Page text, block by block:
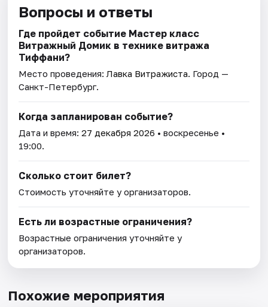
Вопросы и ответы
Где пройдет событие Мастер класс
Витражный Домик в технике витража
Тиффани?
Место проведения:Лавка Витражиста. Город —
Санкт-Петербург.
Когда запланирован событие?
Дата и время:27 декабря 2026 • воскресенье •
19:00.
Сколько стоит билет?
Стоимость уточняйте у организаторов.
Есть ли возрастные ограничения?
Возрастные ограничения уточняйте у
организаторов.
Похожие мероприятия